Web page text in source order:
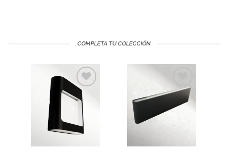
COMPLETA TU COLECCIÓN